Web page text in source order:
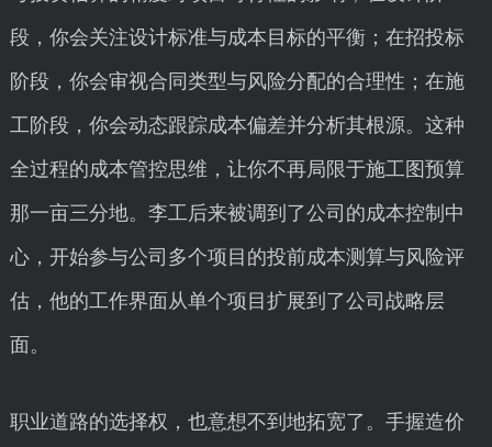
段，你会关注设计标准与成本目标的平衡；在招投标
阶段，你会审视合同类型与风险分配的合理性；在施
工阶段，你会动态跟踪成本偏差并分析其根源。这种
全过程的成本管控思维，让你不再局限于施工图预算
那一亩三分地。李工后来被调到了公司的成本控制中
心，开始参与公司多个项目的投前成本测算与风险评
估，他的工作界面从单个项目扩展到了公司战略层
面。
职业道路的选择权，也意想不到地拓宽了。手握造价